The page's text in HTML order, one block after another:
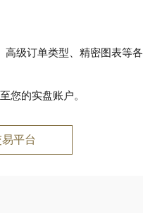
高级订单类型、精密图表等各
您的实盘账户。
平台